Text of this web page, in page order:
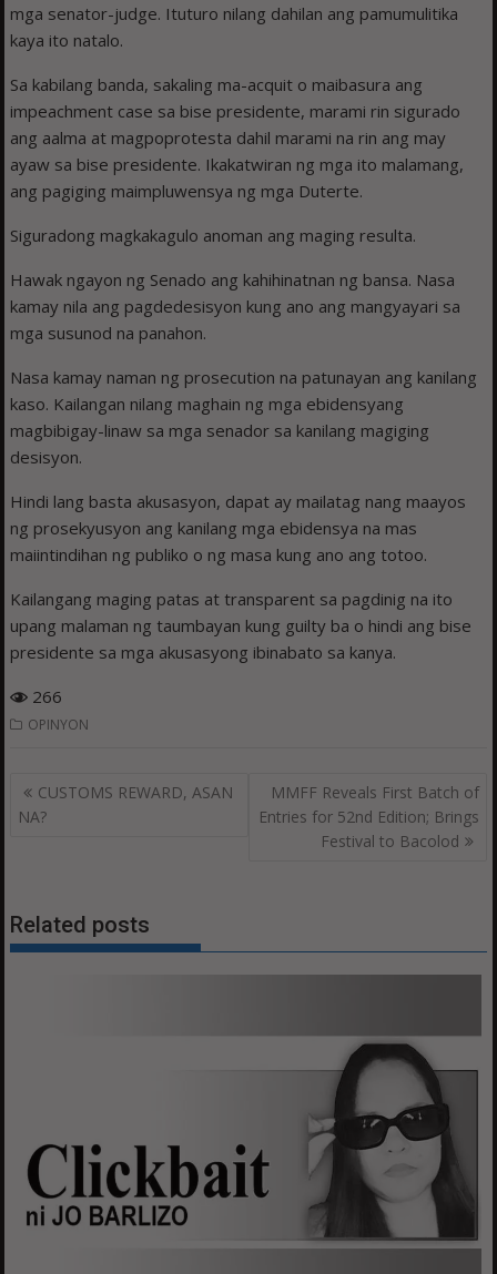
mga senator-judge. Ituturo nilang dahilan ang pamumulitika
kaya ito natalo.
Sa kabilang banda, sakaling ma-acquit o maibasura ang
impeachment case sa bise presidente, marami rin sigurado
ang aalma at magpoprotesta dahil marami na rin ang may
ayaw sa bise presidente. Ikakatwiran ng mga ito malamang,
ang pagiging maimpluwensya ng mga Duterte.
Siguradong magkakagulo anoman ang maging resulta.
Hawak ngayon ng Senado ang kahihinatnan ng bansa. Nasa
kamay nila ang pagdedesisyon kung ano ang mangyayari sa
mga susunod na panahon.
Nasa kamay naman ng prosecution na patunayan ang kanilang
kaso. Kailangan nilang maghain ng mga ebidensyang
magbibigay-linaw sa mga senador sa kanilang magiging
desisyon.
Hindi lang basta akusasyon, dapat ay mailatag nang maayos
ng prosekyusyon ang kanilang mga ebidensya na mas
maiintindihan ng publiko o ng masa kung ano ang totoo.
Kailangang maging patas at transparent sa pagdinig na ito
upang malaman ng taumbayan kung guilty ba o hindi ang bise
presidente sa mga akusasyong ibinabato sa kanya.
266
OPINYON
Post
navigation
CUSTOMS REWARD, ASAN
NA?
MMFF Reveals First Batch of
Entries for 52nd Edition; Brings
Festival to Bacolod
Related posts